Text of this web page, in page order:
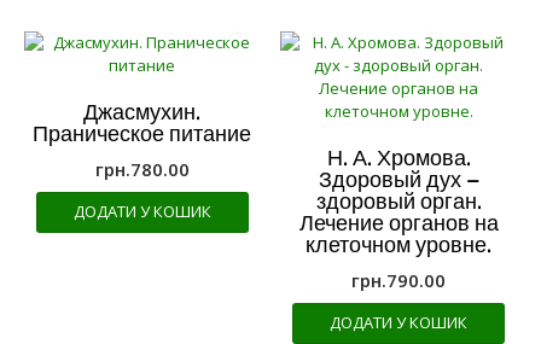
Джасмухин.
Праническое питание
грн.780.00
ДОДАТИ У КОШИК
Н. А. Хромова.
Здоровый дух –
здоровый орган.
Лечение органов на
клеточном уровне.
грн.790.00
ДОДАТИ У КОШИК